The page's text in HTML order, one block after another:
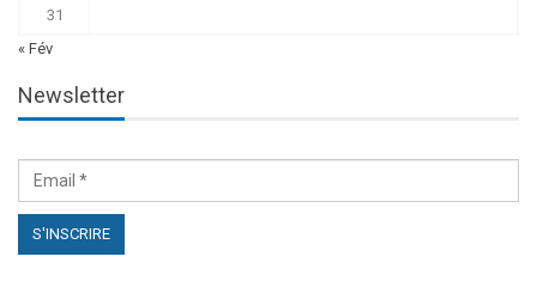
31
« Fév
Newsletter